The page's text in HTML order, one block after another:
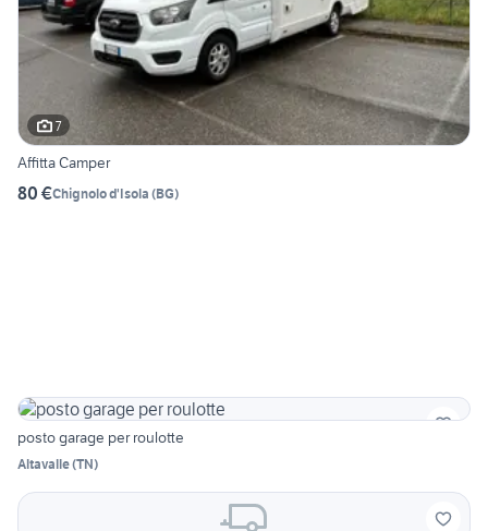
7
Affitta Camper
80 €Chignolo d'Isola (BG)
posto garage per roulotte
Altavalle(TN)